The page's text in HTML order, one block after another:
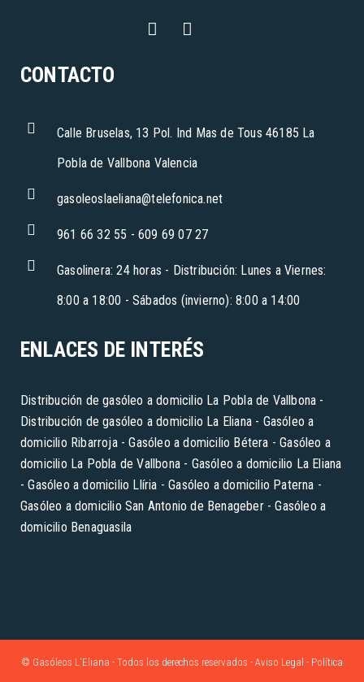
CONTACTO
Calle Bruselas, 13 Pol. Ind Mas de Tous 46185 La
Pobla de Vallbona Valencia
gasoleoslaeliana@telefonica.net
961 66 32 55 - 609 69 07 27
Gasolinera: 24 horas - Distribución: Lunes a Viernes:
8:00 a 18:00 - Sábados (invierno): 8:00 a 14:00
ENLACES DE INTERÉS
Distribución de gasóleo a domicilio La Pobla de Vallbona -
Distribución de gasóleo a domicilio La Eliana - Gasóleo a
domicilio Ribarroja- Gasóleo a domicilio Bétera - Gasóleo a
domicilio La Pobla de Vallbona - Gasóleo a domicilio La Eliana
- Gasóleo a domicilio Llíria - Gasóleo a domicilio Paterna -
Gasóleo a domicilio San Antonio de Benageber- Gasóleo a
domicilio Benaguasila
© Gasóleos L'Eliana - Todos los derechos reservados - Aviso Legal - Política